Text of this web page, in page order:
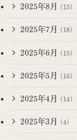
2025年8月 (15)
2025年7月 (18)
2025年6月 (15)
2025年5月 (16)
2025年4月 (14)
2025年3月 (4)